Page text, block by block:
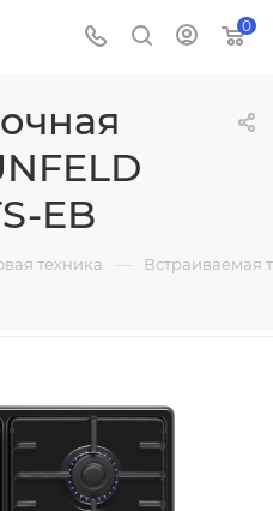
0
EB
техника — Встраиваемая